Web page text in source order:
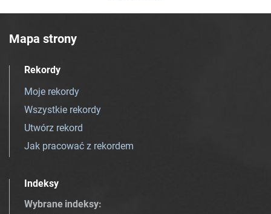
Mapa strony
Rekordy
Moje rekordy
Wszystkie rekordy
Utwórz rekord
Jak pracować z rekordem
Indeksy
Wybrane indeksy: